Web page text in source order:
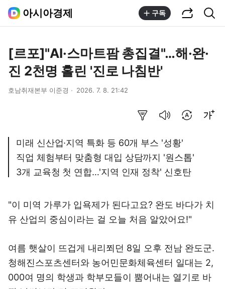
아시아경제 구독
[르포]"AI·스마트팜 총집결"…해·완·
진 2천명 홀린 '진로 나침반'
호남취재본부 이준경 2026. 7. 8. 21:42
미래 신산업·지역 특화 등 60개 부스 '성황'
직업 체험부터 맞춤형 대입 상담까지 '원스톱'
3개 교육청 첫 연합…'지역 인재 정착' 신호탄
"이 미역 가루가 입욕제가 된다고요? 완도 바다가 치
유 산업의 중심이라는 걸 오늘 처음 알았어요!"
여름 햇살이 뜨겁게 내리쬐던 8일 오후 전남 완도군.
청해진스포츠센터와 농어민문화체육센터 일대는 2,
000여 명의 학생과 학부모들이 뿜어내는 열기로 바